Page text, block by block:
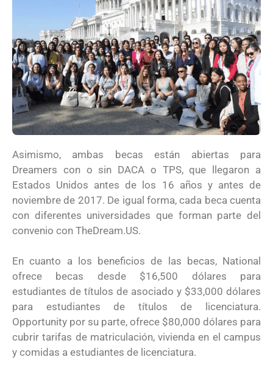
Asimismo, ambas becas están abiertas para
Dreamers con o sin DACA o TPS, que llegaron a
Estados Unidos antes de los 16 años y antes de
noviembre de 2017. De igual forma, cada beca cuenta
con diferentes universidades que forman parte del
convenio con TheDream.US.
En cuanto a los beneficios de las becas, National
ofrece becas desde $16,500 dólares para
estudiantes de títulos de asociado y $33,000 dólares
para estudiantes de títulos de licenciatura.
Opportunity por su parte, ofrece $80,000 dólares para
cubrir tarifas de matriculación, vivienda en el campus
y comidas a estudiantes de licenciatura.